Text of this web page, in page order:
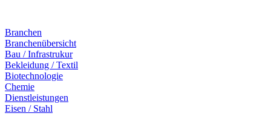
Branchen
Branchenübersicht
Bau / Infrastrukur
Bekleidung / Textil
Biotechnologie
Chemie
Dienstleistungen
Eisen / Stahl